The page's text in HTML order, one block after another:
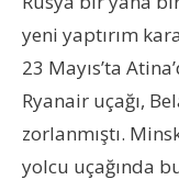
yeni yaptırım
23 Mayıs’ta
Ryanair uçağı,
zorlanmıştı.
yolcu uçağında